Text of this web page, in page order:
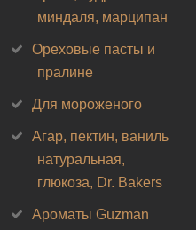
миндаля, марципан
Ореховые пасты и
пралине
Для мороженого
Агар, пектин, ваниль
натуральная,
глюкоза, Dr. Bakers
Ароматы Guzman